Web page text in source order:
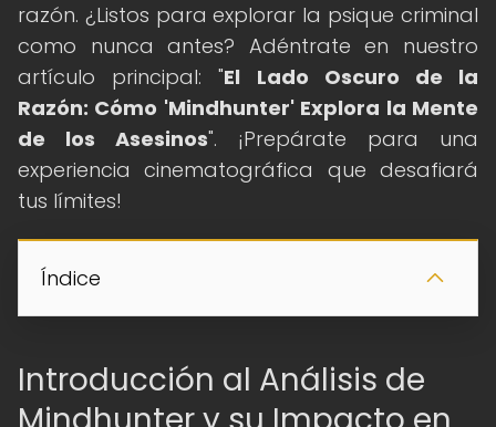
razón. ¿Listos para explorar la psique criminal
como nunca antes? Adéntrate en nuestro
artículo principal: "El Lado Oscuro de la
Razón: Cómo 'Mindhunter' Explora la Mente
de los Asesinos". ¡Prepárate para una
experiencia cinematográfica que desafiará
tus límites!
Índice
Introducción al Análisis de